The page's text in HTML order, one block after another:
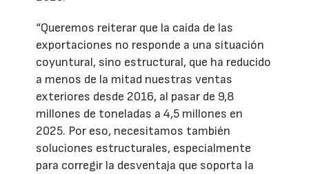
“Queremos reiterar que la caída de las
exportaciones no responde a una situación
coyuntural, sino estructural, que ha reducido
a menos de la mitad nuestras ventas
exteriores desde 2016, al pasar de 9,8
millones de toneladas a 4,5 millones en
2025. Por eso, necesitamos también
soluciones estructurales, especialmente
para corregir la desventaja que soporta la